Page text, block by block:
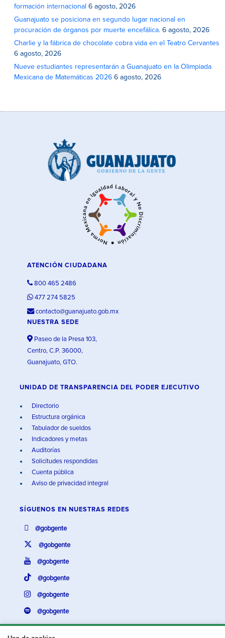
formación internacional 6 agosto, 2026
Guanajuato se posiciona en segundo lugar nacional en
procuración de órganos por muerte encefálica. 6 agosto, 2026
Charlie y la fábrica de chocolate cobra vida en el Teatro Cervantes
6 agosto, 2026
Nueve estudiantes representarán a Guanajuato en la Olimpiada
Mexicana de Matemáticas 2026 6 agosto, 2026
ATENCIÓN CIUDADANA
800 465 2486
477 274 5825
contacto@guanajuato.gob.mx
NUESTRA SEDE
Paseo de la Presa 103,
Centro, C.P. 36000,
Guanajuato, GTO.
UNIDAD DE TRANSPARENCIA DEL PODER EJECUTIVO
Directorio
Estructura orgánica
Tabulador de sueldos
Indicadores y metas
Auditorías
Solicitudes respondidas
Cuenta pública
Aviso de privacidad integral
SÍGUENOS EN NUESTRAS REDES
@gobgente
@gobgente
@gobgente
@gobgente
@gobgente
@gobgente